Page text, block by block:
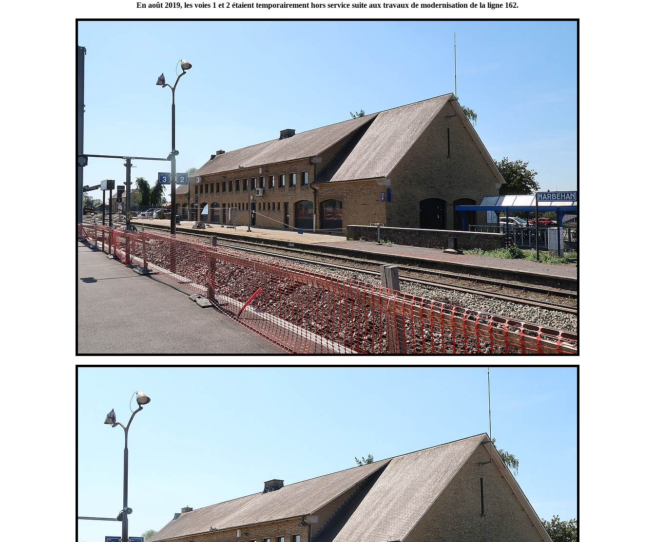
En août 2019, les voies 1 et 2 étaient temporairement hors service suite aux travaux de modernisation de la ligne 162.